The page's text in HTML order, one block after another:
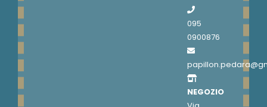
095
0900876
NEGOZIO